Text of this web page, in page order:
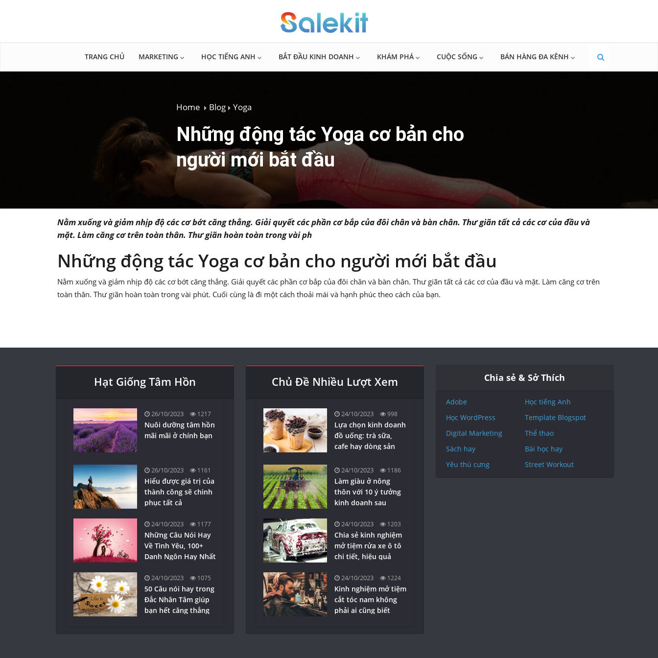
TRANG CHỦ MARKETING HỌC TIẾNG ANH BẮT ĐẦU KINH DOANH KHÁM PHÁ CUỘC SỐNG BÁN HÀNG ĐA KÊNH
Home Blog Yoga
Những động tác Yoga cơ bản cho
người mới bắt đầu
Nằm xuống và giảm nhịp độ các cơ bớt căng thẳng. Giải quyết các phần cơ bắp của đôi chân và bàn chân. Thư giãn tất cả các cơ của đầu và
mặt. Làm căng cơ trên toàn thân. Thư giãn hoàn toàn trong vài ph
Những động tác Yoga cơ bản cho người mới bắt đầu
Nằm xuống và giảm nhịp độ các cơ bớt căng thẳng. Giải quyết các phần cơ bắp của đôi chân và bàn chân. Thư giãn tất cả các cơ của đầu và mặt. Làm căng cơ trên
toàn thân. Thư giãn hoàn toàn trong vài phút. Cuối cùng là đi một cách thoải mái và hạnh phúc theo cách của bạn.
Hạt Giống Tâm Hồn
26/10/2023 1217
Nuôi dưỡng tâm hồn
mãi mãi ở chính bạn
26/10/2023 1161
Hiểu được giá trị của
thành công sẽ chinh
phục tất cả
24/10/2023 1177
Những Câu Nói Hay
Về Tình Yêu, 100+
Danh Ngôn Hay Nhất
24/10/2023 1075
50 Câu nói hay trong
Đắc Nhân Tâm giúp
bạn hết căng thẳng
Chủ Đề Nhiều Lượt Xem
24/10/2023 998
Lựa chọn kinh doanh
đồ uống: trà sữa,
cafe hay dòng sản
24/10/2023 1186
Làm giàu ở nông
thôn với 10 ý tưởng
kinh doanh sau
24/10/2023 1203
Chia sẻ kinh nghiệm
mở tiệm rửa xe ô tô
chi tiết, hiệu quả
24/10/2023 1224
Kinh nghiệm mở tiệm
cắt tóc nam không
phải ai cũng biết
Chia sẻ & Sở Thích
Adobe
Học tiếng Anh
Học WordPress
Template Blogspot
Digital Marketing
Thể thao
Sách hay
Bài học hay
Yêu thú cưng
Street Workout